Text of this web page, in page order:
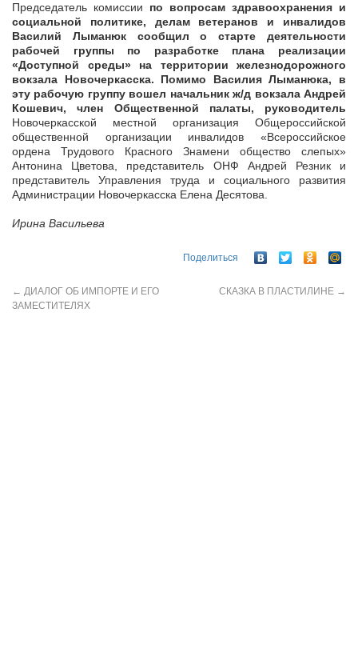
Председатель комиссии по вопросам здравоохранения и
социальной политике, делам ветеранов и инвалидов
Василий Лыманюк сообщил о старте деятельности
рабочей группы по разработке плана реализации
«Доступной среды» на территории железнодорожного
вокзала Новочеркасска. Помимо Василия Лыманюка, в
эту рабочую группу вошел начальник ж/д вокзала Андрей
Кошевич, член Общественной палаты, руководитель
Новочеркасской местной организация Общероссийской
общественной организации инвалидов «Всероссийское
ордена Трудового Красного Знамени общество слепых»
Антонина Цветова, представитель ОНФ Андрей Резник и
представитель Управления труда и социального развития
Администрации Новочеркасска Елена Десятова.
Ирина Васильева
Поделиться
← ДИАЛОГ ОБ ИМПОРТЕ И ЕГО
ЗАМЕСТИТЕЛЯХ
СКАЗКА В ПЛАСТИЛИНЕ →